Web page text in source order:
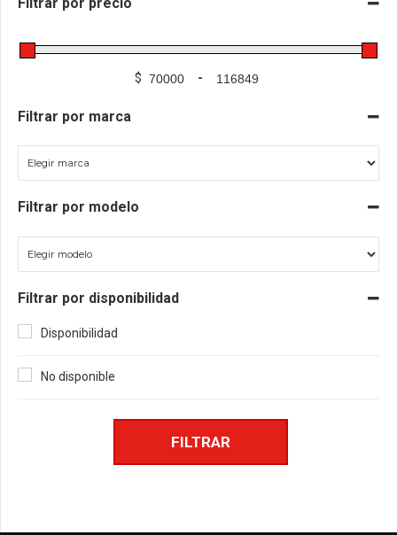
Filtrar por precio
$ -
Filtrar por marca
Filtrar por modelo
Filtrar por disponibilidad
Disponibilidad
No disponible
FILTRAR